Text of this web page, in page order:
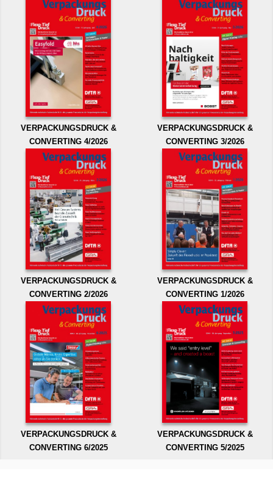
VERPACKUNGSDRUCK &
CONVERTING 4/2026
VERPACKUNGSDRUCK &
CONVERTING 3/2026
VERPACKUNGSDRUCK &
CONVERTING 2/2026
VERPACKUNGSDRUCK &
CONVERTING 1/2026
VERPACKUNGSDRUCK &
CONVERTING 6/2025
VERPACKUNGSDRUCK &
CONVERTING 5/2025